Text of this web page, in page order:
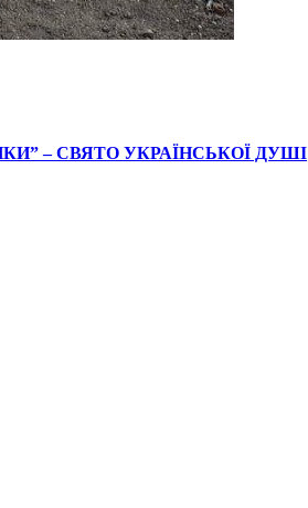
– СВЯТО УКРАЇНСЬКОЇ ДУШІ